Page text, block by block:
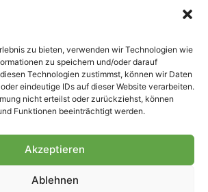
zu bieten, verwenden wir Technologien wie
zu speichern und/oder darauf
Technologien zustimmst, können wir Daten
eindeutige IDs auf dieser Website verarbeiten.
nicht erteilst oder zurückziehst, können
Funktionen beeinträchtigt werden.
Akzeptieren
Ablehnen
Raum sehen sich am 1. Spieltag
wieder. Foto: Dirk Päffgen Die
Liga (DFL) hat am heutigen
für die kommende
vorgestellt. Traditionell eröffnet der